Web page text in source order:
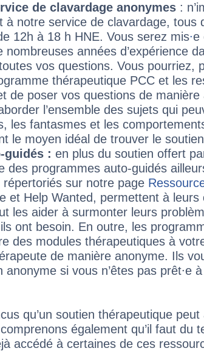
de clavardage anonymes :
à notre service de clavardage,
12h à 18 h HNE. Vous serez mis∙e
nombreuses années d’expérience
vos questions. Vous pourriez,
thérapeutique PCC et les
de poser vos questions de
l’ensemble des sujets qui
les fantasmes et les
le moyen idéal de trouver le
: en plus du soutien offert
des programmes auto-guidés
sur notre page
et Help Wanted, permettent à leurs
les aider à surmonter leurs
ont besoin. En outre, les
des modules thérapeutiques à
de manière anonyme. Ils
anonyme si vous n’êtes pas prêt∙e
qu’un soutien thérapeutique
également qu’il faut du
accédé à certaines de ces